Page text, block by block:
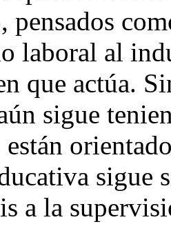
pensados
laboral al
que actúa.
sigue
sigue
a la